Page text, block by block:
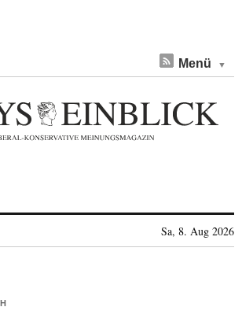
Menü
Sa, 8. Aug 2026